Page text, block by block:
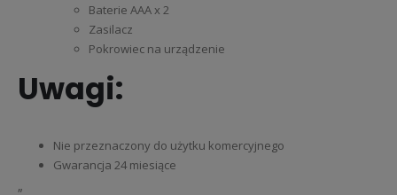
Baterie AAA x 2
Zasilacz
Pokrowiec na urządzenie
Uwagi:
Nie przeznaczony do użytku komercyjnego
Gwarancja 24 miesiące
„